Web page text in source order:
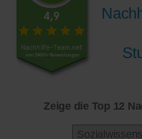
Zeige die Top 12